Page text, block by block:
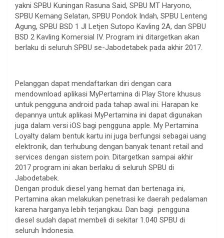
yakni SPBU Kuningan Rasuna Said, SPBU MT Haryono,
SPBU Kemang Selatan, SPBU Pondok Indah, SPBU Lenteng
Agung, SPBU BSD 1 Jl Letjen Sutopo Kavling 2A, dan SPBU
BSD 2 Kavling Komersial IV. Program ini ditargetkan akan
berlaku di seluruh SPBU se-Jabodetabek pada akhir 2017.
Pelanggan dapat mendaftarkan diri dengan cara
mendownload aplikasi MyPertamina di Play Store khusus
untuk pengguna android pada tahap awal ini. Harapan ke
depannya untuk aplikasi MyPertamina ini dapat digunakan
juga dalam versi iOS bagi pengguna apple. My Pertamina
Loyalty dalam bentuk kartu ini juga berfungsi sebagai uang
elektronik, dan terhubung dengan banyak tenant retail and
services dengan sistem poin. Ditargetkan sampai akhir
2017 program ini akan berlaku di seluruh SPBU di
Jabodetabek.
Dengan produk diesel yang hemat dan bertenaga ini,
Pertamina akan melakukan penetrasi ke daerah pedalaman
karena harganya lebih terjangkau. Dan bagi pengguna
diesel sudah dapat membeli di sekitar 1.040 SPBU di
seluruh Indonesia.